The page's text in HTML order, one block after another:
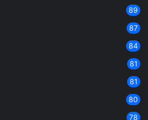
89
87
84
81
81
80
78